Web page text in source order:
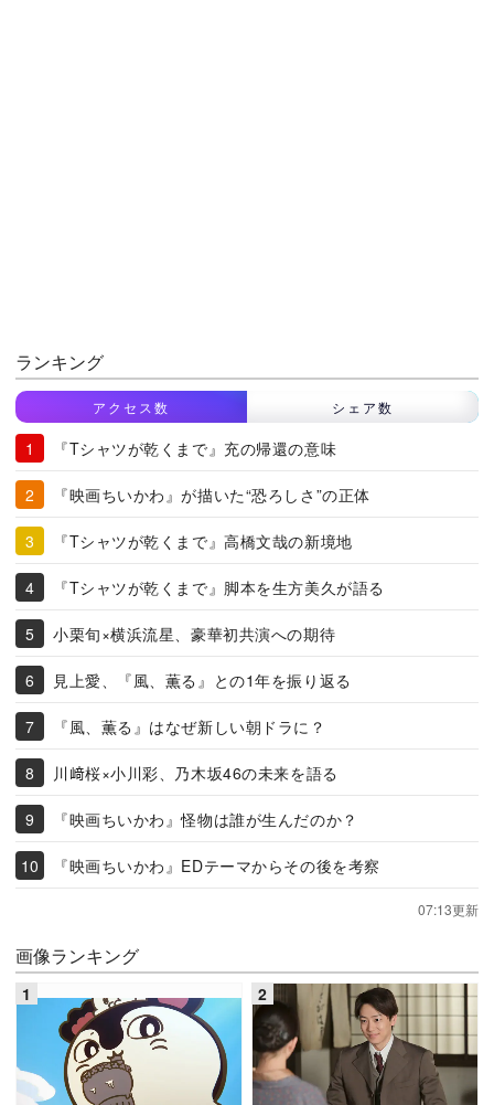
ランキング
アクセス数 シェア数
『Tシャツが乾くまで』充の帰還の意味
『映画ちいかわ』が描いた“恐ろしさ”の正体
『Tシャツが乾くまで』高橋文哉の新境地
『Tシャツが乾くまで』脚本を生方美久が語る
小栗旬×横浜流星、豪華初共演への期待
見上愛、『風、薫る』との1年を振り返る
『風、薫る』はなぜ新しい朝ドラに？
川﨑桜×小川彩、乃木坂46の未来を語る
『映画ちいかわ』怪物は誰が生んだのか？
『映画ちいかわ』EDテーマからその後を考察
07:13更新
画像ランキング